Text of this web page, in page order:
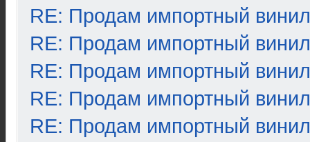
RE: Продам импортный винил
RE: Продам импортный винил
RE: Продам импортный винил
RE: Продам импортный винил
RE: Продам импортный винил